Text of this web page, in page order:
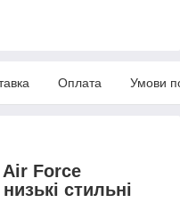
Оплата Умови
Air Force
стильні